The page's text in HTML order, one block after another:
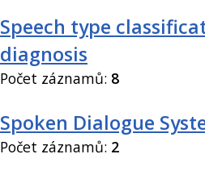
Speech type
diagnosis
Počet záznamů: 8
Spoken Dialogue
Počet záznamů: 2